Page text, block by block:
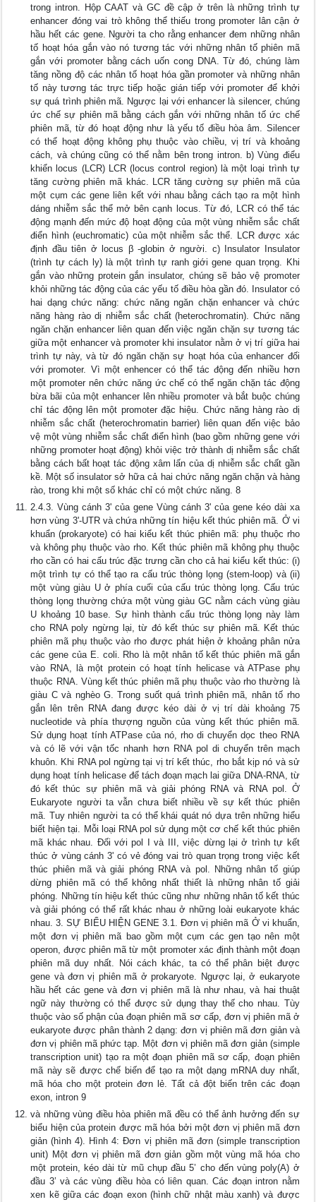
trong intron. Hộp CAAT và GC đề cập ở trên là những trình tự
enhancer đóng vai trò không thể thiếu trong promoter lân cận ở
hầu hết các gene. Người ta cho rằng enhancer đem những nhân
tố hoạt hóa gắn vào nó tương tác với những nhân tố phiên mã
gắn với promoter bằng cách uốn cong DNA. Từ đó, chúng làm
tăng nồng độ các nhân tố hoạt hóa gần promoter và những nhân
tố này tương tác trực tiếp hoặc gián tiếp với promoter để khởi
sự quá trình phiên mã. Ngược lại với enhancer là silencer, chúng
ức chế sự phiên mã bằng cách gắn với những nhân tố ức chế
phiên mã, từ đó hoạt động như là yếu tố điều hòa âm. Silencer
có thể hoạt động không phụ thuộc vào chiều, vị trí và khoảng
cách, và chúng cũng có thể nằm bên trong intron. b) Vùng điểu
khiển locus (LCR) LCR (locus control region) là một loại trình tự
tăng cường phiên mã khác. LCR tăng cường sự phiên mã của
một cụm các gene liên kết với nhau bằng cách tạo ra một hình
dáng nhiễm sắc thể mở bên cạnh locus. Từ đó, LCR có thể tác
động mạnh đến mức độ hoạt động của một vùng nhiễm sắc chất
điển hình (euchromatic) của một nhiễm sắc thể. LCR được xác
định đầu tiên ở locus β -globin ở người. c) Insulator Insulator
(trình tự cách ly) là một trình tự ranh giới gene quan trọng. Khi
gắn vào những protein gắn insulator, chúng sẽ bảo vệ promoter
khỏi những tác động của các yếu tố điều hòa gần đó. Insulator có
hai dạng chức năng: chức năng ngăn chặn enhancer và chức
năng hàng rào dị nhiễm sắc chất (heterochromatin). Chức năng
ngăn chặn enhancer liên quan đến việc ngăn chặn sự tương tác
giữa một enhancer và promoter khi insulator nằm ở vị trí giữa hai
trình tự này, và từ đó ngăn chặn sự hoạt hóa của enhancer đối
với promoter. Vì một enhencer có thể tác động đến nhiều hơn
một promoter nên chức năng ức chế có thể ngăn chặn tác động
bừa bãi của một enhancer lên nhiều promoter và bắt buộc chúng
chỉ tác động lên một promoter đặc hiệu. Chức năng hàng rào dị
nhiễm sắc chất (heterochromatin barrier) liên quan đến việc bảo
vệ một vùng nhiễm sắc chất điển hình (bao gồm những gene với
những promoter hoạt động) khỏi việc trở thành dị nhiễm sắc chất
bằng cách bất hoạt tác động xâm lấn của dị nhiễm sắc chất gần
kề. Một số insulator sở hữa cả hai chức năng ngăn chặn và hàng
rào, trong khi một số khác chỉ có một chức năng. 8
2.4.3. Vùng cánh 3' của gene Vùng cánh 3' của gene kéo dài xa
hơn vùng 3'-UTR và chứa những tín hiệu kết thúc phiên mã. Ở vi
khuẩn (prokaryote) có hai kiểu kết thúc phiên mã: phụ thuộc rho
và không phụ thuộc vào rho. Kết thúc phiên mã không phụ thuộc
rho cần có hai cấu trúc đặc trưng cần cho cả hai kiểu kết thúc: (i)
một trình tự có thể tạo ra cấu trúc thòng lọng (stem-loop) và (ii)
một vùng giàu U ở phía cuối của cấu trúc thòng lọng. Cấu trúc
thòng lọng thường chứa một vùng giàu GC nằm cách vùng giàu
U khoảng 10 base. Sự hình thành cấu trúc thòng lọng này làm
cho RNA poly ngừng lại, từ đó kết thúc sự phiên mã. Kết thúc
phiên mã phụ thuộc vào rho được phát hiện ở khoảng phân nửa
các gene của E. coli. Rho là một nhân tố kết thúc phiên mã gắn
vào RNA, là một protein có hoạt tính helicase và ATPase phụ
thuộc RNA. Vùng kết thúc phiên mã phụ thuộc vào rho thường là
giàu C và nghèo G. Trong suốt quá trình phiên mã, nhân tố rho
gắn lên trên RNA đang được kéo dài ở vị trí dài khoảng 75
nucleotide và phía thượng nguồn của vùng kết thúc phiên mã.
Sử dụng hoạt tính ATPase của nó, rho di chuyển dọc theo RNA
và có lẽ với vận tốc nhanh hơn RNA pol di chuyển trên mạch
khuôn. Khi RNA pol ngừng tại vị trí kết thúc, rho bắt kịp nó và sử
dụng hoạt tính helicase để tách đoạn mạch lai giữa DNA-RNA, từ
đó kết thúc sự phiên mã và giải phóng RNA và RNA pol. Ở
Eukaryote người ta vẫn chưa biết nhiều về sự kết thúc phiên
mã. Tuy nhiên người ta có thể khái quát nó dựa trên những hiểu
biết hiện tại. Mỗi loại RNA pol sử dụng một cơ chế kết thúc phiên
mã khác nhau. Đối với pol I và III, việc dừng lại ở trình tự kết
thúc ở vùng cánh 3' có vẻ đóng vai trò quan trọng trong việc kết
thúc phiên mã và giải phóng RNA và pol. Những nhân tố giúp
dừng phiên mã có thể không nhất thiết là những nhân tố giải
phóng. Những tín hiệu kết thúc cũng như những nhân tố kết thúc
và giải phóng có thể rất khác nhau ở những loài eukaryote khác
nhau. 3. SỰ BIỂU HIỆN GENE 3.1. Đơn vị phiên mã Ở vi khuẩn,
một đơn vị phiên mã bao gồm một cụm các gen tạo nên một
operon, được phiên mã từ một promoter xác định thành một đoạn
phiên mã duy nhất. Nói cách khác, ta có thể phân biệt được
gene và đơn vị phiên mã ở prokaryote. Ngược lại, ở eukaryote
hầu hết các gene và đơn vị phiên mã là như nhau, và hai thuật
ngữ này thường có thể được sử dụng thay thế cho nhau. Tùy
thuộc vào số phận của đoạn phiên mã sơ cấp, đơn vị phiên mã ở
eukaryote được phân thành 2 dạng: đơn vị phiên mã đơn giản và
đơn vị phiên mã phức tạp. Một đơn vị phiên mã đơn giản (simple
transcription unit) tạo ra một đoạn phiên mã sơ cấp, đoạn phiên
mã này sẽ được chế biến để tạo ra một dạng mRNA duy nhất,
mã hóa cho một protein đơn lẻ. Tất cả đột biến trên các đoạn
exon, intron 9
và những vùng điều hòa phiên mã đều có thể ảnh hưởng đến sự
biểu hiện của protein được mã hóa bởi một đơn vị phiên mã đơn
giản (hình 4). Hình 4: Đơn vị phiên mã đơn (simple transcription
unit) Một đơn vị phiên mã đơn giản gồm một vùng mã hóa cho
một protein, kéo dài từ mũ chụp đầu 5’ cho đến vùng poly(A) ở
đầu 3’ và các vùng điều hòa có liên quan. Các đoạn intron nằm
xen kẽ giữa các đoạn exon (hình chữ nhật màu xanh) và được